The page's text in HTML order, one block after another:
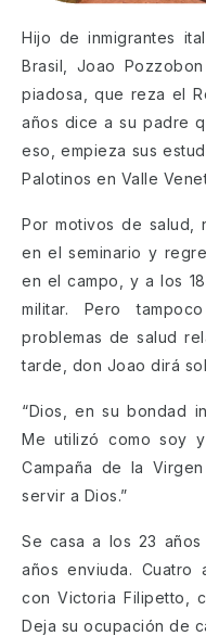
Hijo de inmigrantes
Brasil, Joao
piadosa, que reza el
años dice a su padre
eso, empieza sus
Palotinos en Valle
Por motivos de salud,
en el seminario y
en el campo, y a los
militar. Pero
problemas de salud
tarde, don Joao dirá
“Dios, en su bondad
Me utilizó como soy
Campaña de la
servir a Dios.”
Se casa a los 23
años enviuda. Cuatro
con Victoria Filipetto,
Deja su ocupación de